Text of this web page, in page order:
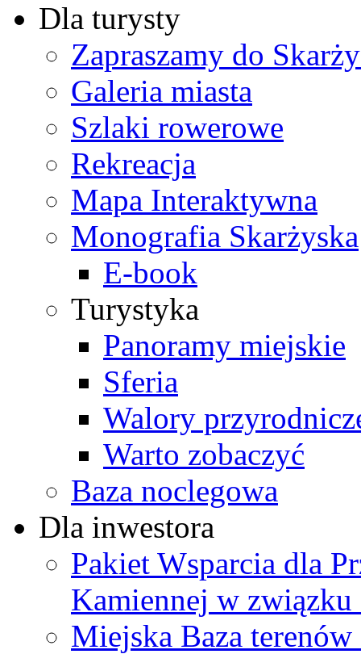
Dla turysty
Zapraszamy do
Galeria miasta
Szlaki rowerowe
Rekreacja
Mapa Interaktywna
Monografia Skarżyska
E-book
Turystyka
Panoramy miejskie
Sferia
Walory
Warto zobaczyć
Baza noclegowa
Dla inwestora
Pakiet Wsparcia dla
Kamiennej w
Miejska Baza